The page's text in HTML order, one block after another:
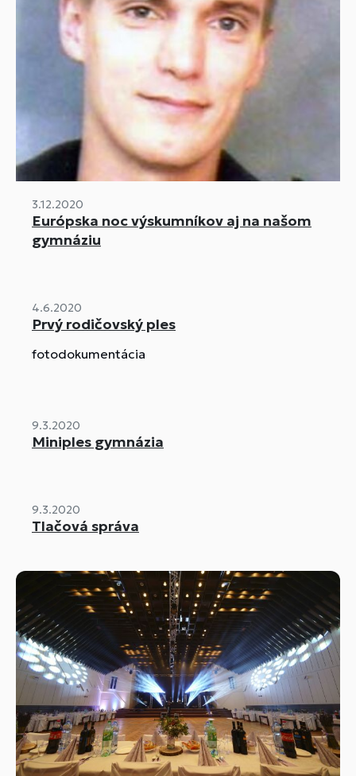
3.12.2020
Európska noc výskumníkov aj na našom
gymnáziu
4.6.2020
Prvý rodičovský ples
fotodokumentácia
9.3.2020
Miniples gymnázia
9.3.2020
Tlačová správa